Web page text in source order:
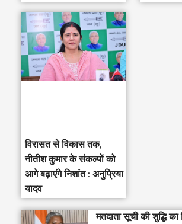
विरासत से विकास तक,
नीतीश कुमार के संकल्पों को
आगे बढ़ाएंगे निशांत : अनुप्रिया
यादव
मतदाता सूची की शुद्धि का